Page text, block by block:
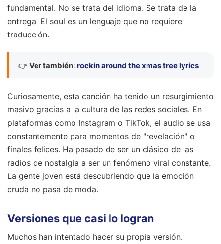
fundamental. No se trata del idioma. Se trata de la
entrega. El soul es un lenguaje que no requiere
traducción.
👉 Ver también: rockin around the xmas tree lyrics
Curiosamente, esta canción ha tenido un resurgimiento
masivo gracias a la cultura de las redes sociales. En
plataformas como Instagram o TikTok, el audio se usa
constantemente para momentos de "revelación" o
finales felices. Ha pasado de ser un clásico de las
radios de nostalgia a ser un fenómeno viral constante.
La gente joven está descubriendo que la emoción
cruda no pasa de moda.
Versiones que casi lo logran
Muchos han intentado hacer su propia versión.